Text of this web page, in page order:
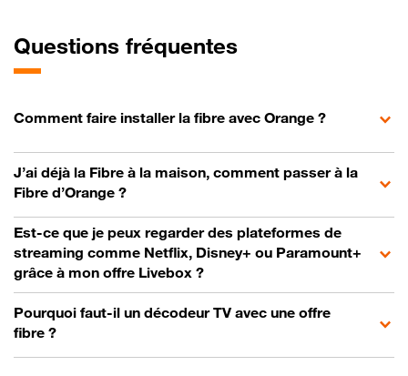
Questions fréquentes
Comment faire installer la fibre avec Orange ?
J’ai déjà la Fibre à la maison, comment passer à la
Fibre d’Orange ?
Est-ce que je peux regarder des plateformes de
streaming comme Netflix, Disney+ ou Paramount+
grâce à mon offre Livebox ?
Pourquoi faut-il un décodeur TV avec une offre
fibre ?